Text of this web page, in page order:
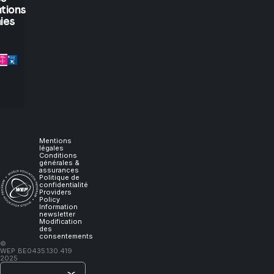
Mentions
légales
Conditions
générales &
assurances
Politique de
confidentialité
Providers
Policy
Information
newsletter
Modification
des
consentements
©
WEP
2025
BE0435.130.419
let
me
will
learn."
Lao